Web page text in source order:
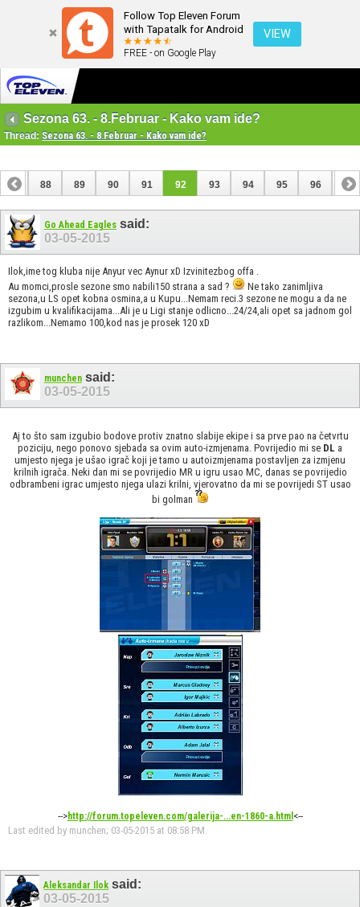
Follow Top Eleven Forum
with Tapatalk for Android
FREE - on Google Play
VIEW
Sezona 63. - 8.Februar - Kako vam ide?
Thread: Sezona 63. - 8.Februar - Kako vam ide?
87 88 89 90 91 92 93 94 95 96 97
Go Ahead Eagles said:
03-05-2015
Ilok,ime tog kluba nije Anyur vec Aynur xD Izvinitezbog offa .
Au momci,prosle sezone smo nabili150 strana a sad ?
Ne tako zanimljiva
sezona,u LS opet kobna osmina,a u Kupu...Nemam reci.3 sezone ne mogu a da ne
izgubim u kvalifikacijama...Ali je u Ligi stanje odlicno...24/24,ali opet sa jadnom gol
razlikom...Nemamo 100,kod nas je prosek 120 xD
munchen said:
03-05-2015
Aj to što sam izgubio bodove protiv znatno slabije ekipe i sa prve pao na četvrtu
poziciju, nego ponovo sjebada sa ovim auto-izmjenama. Povrijedio mi se DL a
umjesto njega je ušao igrač koji je tamo u autoizmjenama postavljen za izmjenu
krilnih igrača. Neki dan mi se povrijedio MR u igru usao MC, danas se povrijedio
odbrambeni igrac umjesto njega ulazi krilni, vjerovatno da mi se povrijedi ST usao
bi golman
-->http://forum.topeleven.com/galerija-...en-1860-a.html <--
Last edited by munchen; 03-05-2015 at 08:58 PM
Aleksandar Ilok said:
03-05-2015